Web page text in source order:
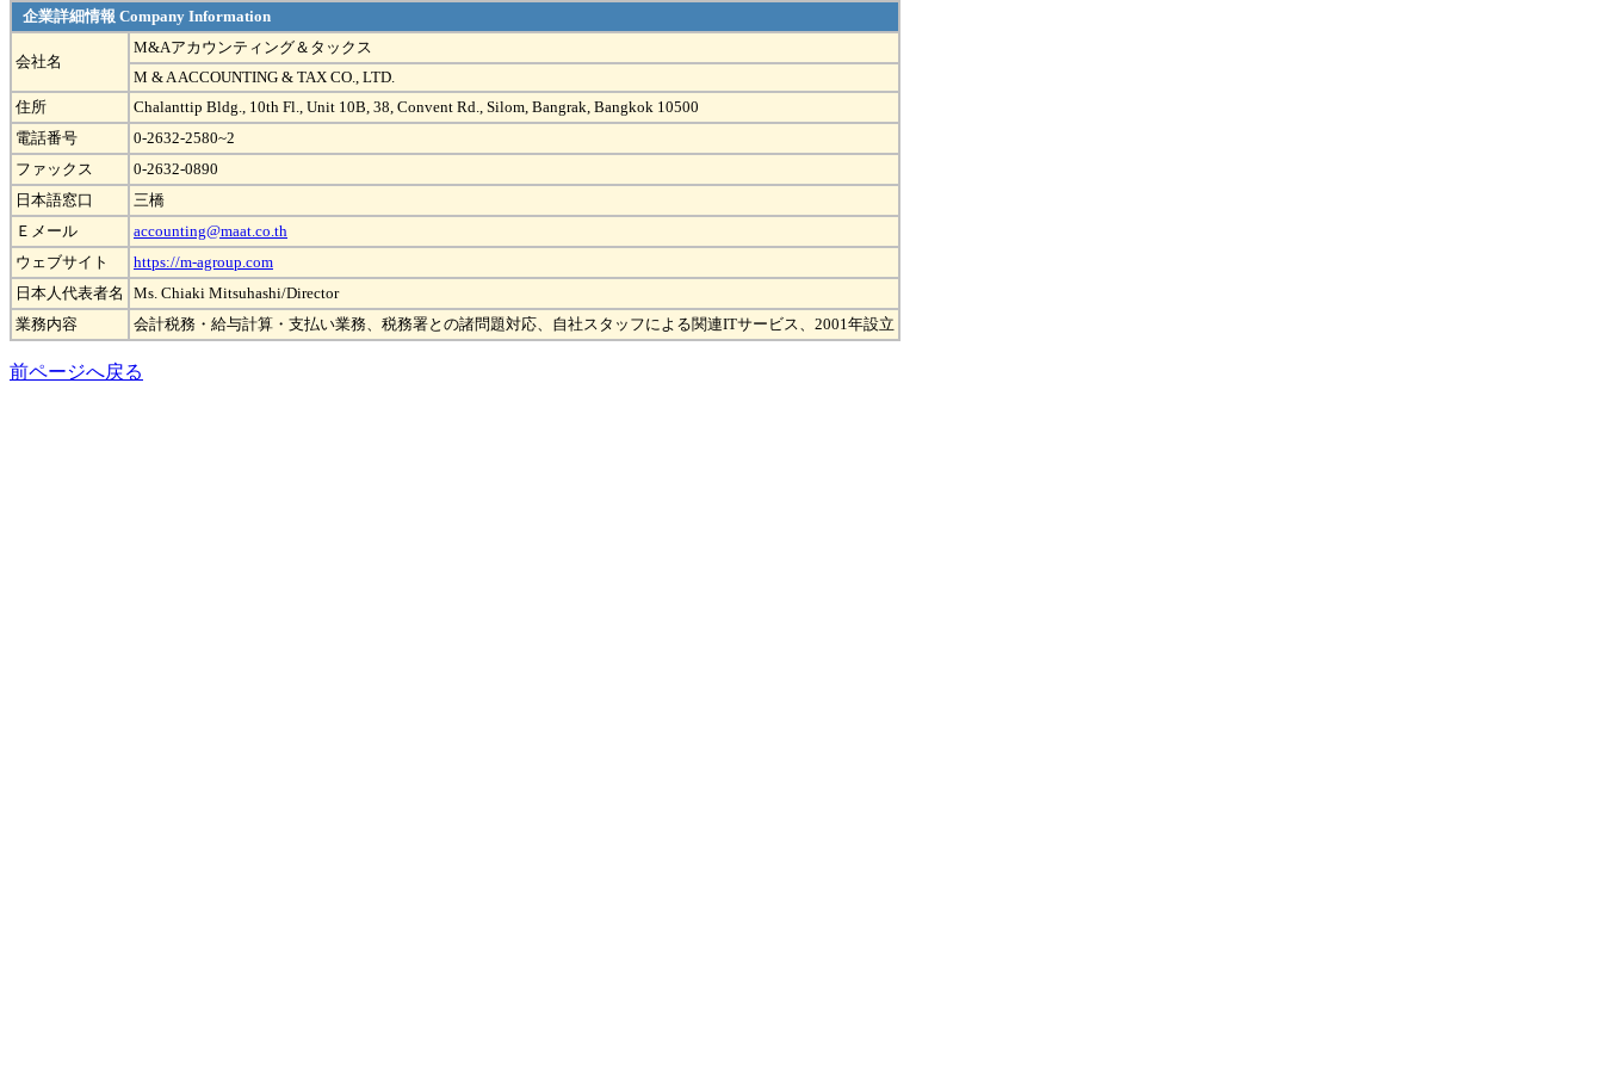
企業詳細情報 Company Information
会社名
M&Aアカウンティング＆タックス
M & A ACCOUNTING & TAX CO., LTD.
住所
Chalanttip Bldg., 10th Fl., Unit 10B, 38, Convent Rd., Silom, Bangrak, Bangkok 10500
電話番号
0-2632-2580~2
ファックス
0-2632-0890
日本語窓口
三橋
Ｅメール
accounting@maat.co.th
ウェブサイト
https://m-agroup.com
日本人代表者名
Ms. Chiaki Mitsuhashi/Director
業務内容
会計税務・給与計算・支払い業務、税務署との諸問題対応、自社スタッフによる関連ITサービス、2001年設立
前ページへ戻る